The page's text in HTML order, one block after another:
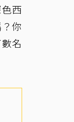
西
你
名